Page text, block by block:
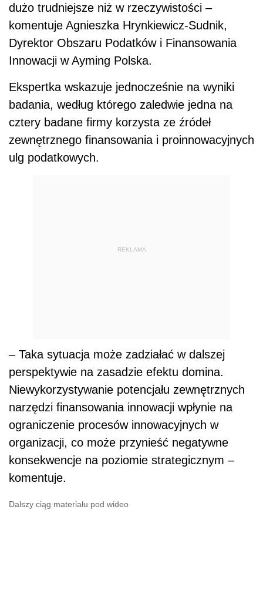
dużo trudniejsze niż w rzeczywistości –
komentuje Agnieszka Hrynkiewicz-Sudnik,
Dyrektor Obszaru Podatków i Finansowania
Innowacji w Ayming Polska.
Ekspertka wskazuje jednocześnie na wyniki
badania, według którego zaledwie jedna na
cztery badane firmy korzysta ze źródeł
zewnętrznego finansowania i proinnowacyjnych
ulg podatkowych.
REKLAMA
– Taka sytuacja może zadziałać w dalszej
perspektywie na zasadzie efektu domina.
Niewykorzystywanie potencjału zewnętrznych
narzędzi finansowania innowacji wpłynie na
ograniczenie procesów innowacyjnych w
organizacji, co może przynieść negatywne
konsekwencje na poziomie strategicznym –
komentuje.
Dalszy ciąg materiału pod wideo